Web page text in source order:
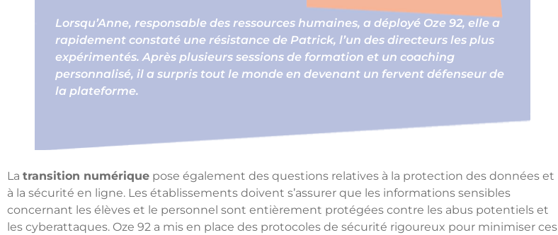
Lorsqu’Anne, responsable des ressources humaines, a déployé Oze 92, elle a
rapidement constaté une résistance de Patrick, l’un des directeurs les plus
expérimentés. Après plusieurs sessions de formation et un coaching
personnalisé, il a surpris tout le monde en devenant un fervent défenseur de
la plateforme.
La transition numérique pose également des questions relatives à la protection des données et
à la sécurité en ligne. Les établissements doivent s’assurer que les informations sensibles
concernant les élèves et le personnel sont entièrement protégées contre les abus potentiels et
les cyberattaques. Oze 92 a mis en place des protocoles de sécurité rigoureux pour minimiser ces